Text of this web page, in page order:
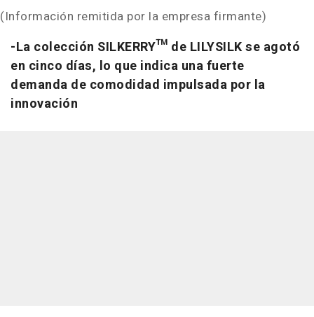
(Información remitida por la empresa firmante)
-La colección SILKERRY™ de LILYSILK se agotó
en cinco días, lo que indica una fuerte
demanda de comodidad impulsada por la
innovación